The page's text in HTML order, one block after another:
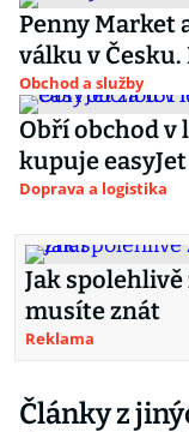
Penny Market
válku v
Obchod a služby
Obří obchod v
kupuje
Doprava a logistika
Jak
musíte znát
Reklama
Články z